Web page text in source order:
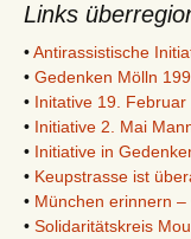
Links
•Antirassistische
• Gedenken Mölln
• Initative 19. Februar
• Initiative 2. Mai
• Initiative in
• Keupstrasse ist
• München erinnern
• Solidaritätskreis